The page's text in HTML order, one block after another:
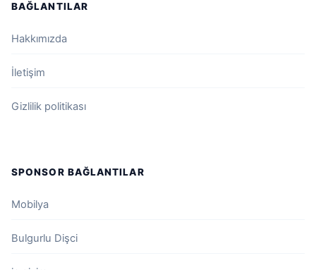
BAĞLANTILAR
Hakkımızda
İletişim
Gizlilik politikası
SPONSOR BAĞLANTILAR
Mobilya
Bulgurlu Dişci